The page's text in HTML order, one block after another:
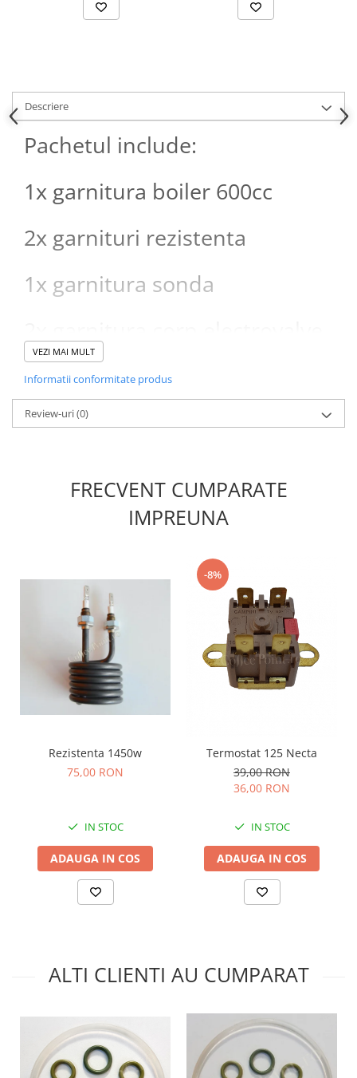
Descriere
Pachetul include:
1x garnitura boiler 600cc
2x garnituri rezistenta
1x garnitura sonda
VEZI MAI MULT
Informatii conformitate produs
Review-uri(0)
FRECVENT CUMPARATE
IMPREUNA
Rezistenta 1450w
75,00 RON
IN STOC
ADAUGA IN COS
-8%
Termostat 125 Necta
39,00 RON
36,00 RON
IN STOC
ADAUGA IN COS
ALTI CLIENTI AU CUMPARAT